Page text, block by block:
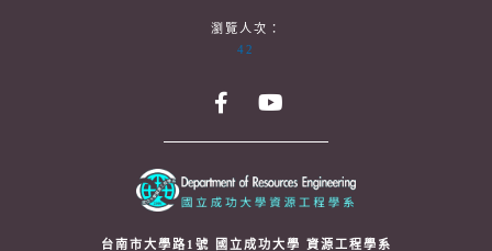
瀏覽人次：
42
台南市大學路1號 國立成功大學 資源工程學系